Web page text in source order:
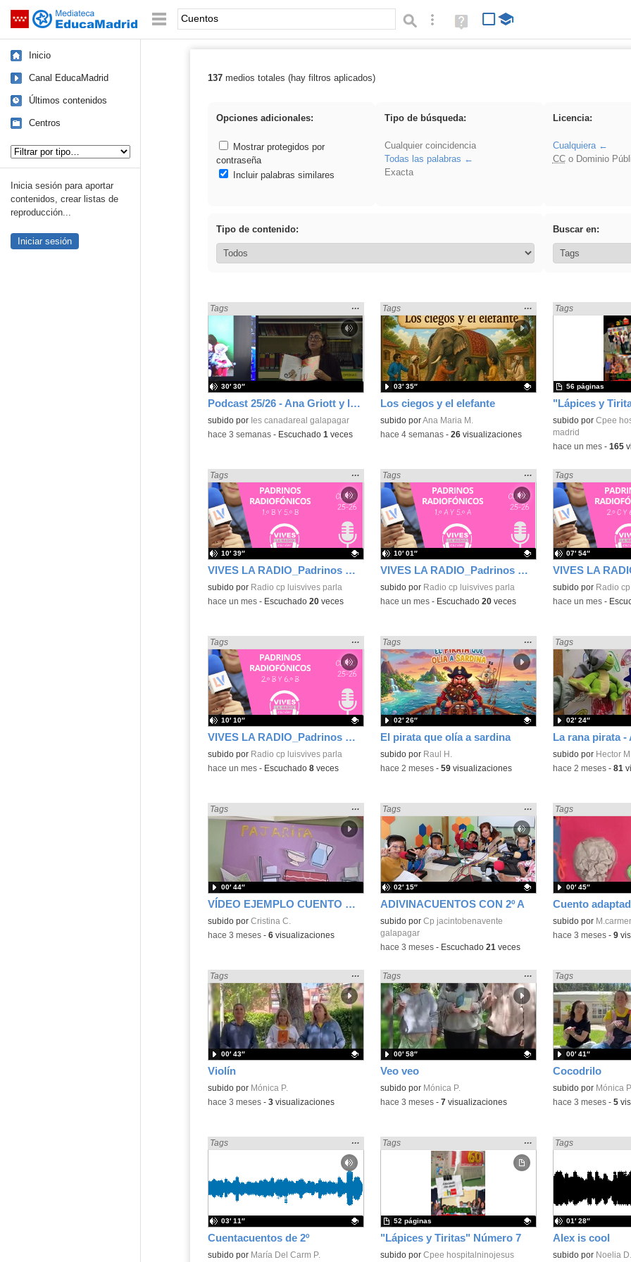
Saltar navegación Palabra o frase: Búsqueda avanzada
Ayuda
(en
Inicio
Canal EducaMadrid
Últimos contenidos
Centros
Inicia sesión para aportar
contenidos, crear listas de
reproducción...
Iniciar sesión
Resultados de: Cuentos
137medios totales (hay filtros aplicados)
Opciones adicionales:
Mostrar protegidos por
contraseña
Incluir palabras similares
Tipo de búsqueda:
Cualquier coincidencia
Todas las palabras
Exacta
Licencia:
Cualquiera
CCo Dominio
Tipo de contenido: Buscar en:
Podcast 25/26 - Ana Griott y los cuentos de las voces olvidadas
Encontrado «Cuentos» en:
Tags
Mostrar
la
ubicación
búsqueda
…
subido por Ies canadareal galapagar
30′ 30″
-hace 3 semanas- Escuchado 1 veces
Los ciegos y el elefante
Encontrado «Cuentos» en:
Tags
Mostrar
la
ubicación
de la
búsqueda
…
Contenido educativo.
subido porAna Maria M.
03′ 35″
-hace 4 semanas- 26visualizaciones
"Lápices y
Encontrado
Tags
Contenido
subido por Cpee
madrid
56 páginas
-hace un mes- 165
VIVES LA RADIO_Padrinos Radiofónicos 25-26_1.ºB Y 5.ºB
Encontrado «Cuentos» en:
Tags
Mostrar
la
ubicación
de la
búsqueda
…
Contenido educativo.
subido por Radio cp luisvives parla
10′ 39″
-hace un mes- Escuchado 20veces
VIVES LA RADIO_Padrinos Radiofónicos 25-26_1.ºA y 5.ºA
Encontrado «Cuentos» en:
Tags
Mostrar
la
ubicación
de la
búsqueda
…
Contenido educativo.
subido por Radio cp luisvives parla
10′ 01″
-hace un mes- Escuchado 20veces
Encontrado
Tags
Contenido educativo.
subido por Radio
07′ 54″
-hace un mes-
VIVES LA RADIO_Padrinos Radiofónicos 25/26 2.ºB Y 6.ºB
Encontrado «Cuentos» en:
Tags
Mostrar
la
ubicación
de la
búsqueda
…
Contenido educativo.
subido por Radio cp luisvives parla
10′ 10″
-hace un mes- Escuchado 8veces
El pirata que olía a sardina
Encontrado «Cuentos» en:
Tags
Mostrar
la
ubicación
de la
búsqueda
…
Contenido educativo.
subido por Raul H.
02′ 26″
-hace 2 meses- 59visualizaciones
Encontrado
Tags
Contenido educativo.
subido por Hector M.
02′ 24″
-hace 2 meses- 81
VÍDEO EJEMPLO CUENTO CON APOYO VISUAL PAJARITA DE PAPEL
Encontrado «Cuentos» en:
Tags
Mostrar
la
ubicación
búsqueda
…
subido por Cristina C.
00′ 44″
-hace 3 meses- 6visualizaciones
ADIVINACUENTOS CON 2º A
Encontrado «Cuentos» en:
Tags
Mostrar
la
ubicación
de la
búsqueda
…
Contenido educativo.
subido por Cp jacintobenavente
galapagar
02′ 15″
-hace 3 meses- Escuchado 21 veces
Cuento
Encontrado
Tags
Contenido
subido por
00′ 45″
-hace 3 meses- 9
Violín
Encontrado «Cuentos» en:
Tags
Mostrar
la
ubicación
de la
búsqueda
…
Contenido educativo.
subido por Mónica P.
00′ 43″
-hace 3 meses- 3visualizaciones
Veo veo
Encontrado «Cuentos» en:
Tags
Mostrar
la
ubicación
de la
búsqueda
…
Contenido educativo.
subido por Mónica P.
00′ 58″
-hace 3 meses- 7visualizaciones
Cocodrilo
Encontrado
Tags
Contenido educativo.
subido por Mónica P.
00′ 41″
-hace 3 meses- 5
Cuentacuentos de 2º
Encontrado «Cuentos» en:
Tags
Mostrar
la
ubicación
de la
…
Contenido educativo.
subido por María Del Carm P.
03′ 11″
"Lápices y Tiritas" Número 7
Encontrado «Cuentos» en:
Tags
Mostrar
la
ubicación
…
Contenido educativo.
subido por Cpee hospitalninojesus
52 páginas
Alex is cool
Encontrado
Tags
Contenido educativo.
subido por Noelia D.
01′ 28″